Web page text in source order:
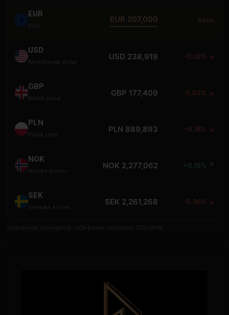
EUR
Euro
EUR 207,000 basis
USD
Amerikansk dollar
USD 238,919 -0.10% ↘
GBP
Britisk pund
GBP 177,409 -0.02% ↘
PLN
Polsk zloty
PLN 889,893 -0.16% ↘
NOK
Norske kroner
NOK 2,277,062 +0.15% ↗
SEK
Svenske kroner
SEK 2,261,268 -0.36% ↘